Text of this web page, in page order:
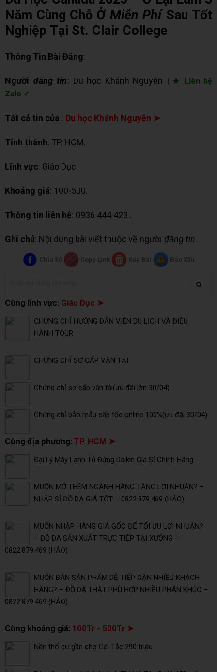
Năm Cùng Chỗ Ở Miễn Phí Sau Tốt
Nghiệp Tại St. Clair College
Thông Tin Bài Đăng:
Người đăng tin: Du học Khánh Nguyễn | ★ Liên hệ
Zalo ✓
Tất cả tin của : Du học Khánh Nguyễn ➤
Tỉnh thành: TP. HCM.
Lĩnh vực: Giáo Dục.
Khoảng giá: 100-500.
Thông tin liên hệ: 0936 444 423 .
Ghi chú: Nội dung bài viết thuộc về người đăng tin.
Chia Sẻ Copy Link Xóa Bài Báo Xấu
Cùng lĩnh vực: Giáo Dục ➤
CHỨNG CHỈ HƯỚNG DẪN VIÊN DU LỊCH VÀ ĐIỀU
HÀNH TOUR
CHỨNG CHỈ SƠ CẤP VẬN TẢI
Chứng chỉ sơ cấp vận tải(ưu đãi lớn 30/04)
Chứng chỉ bảo mẫu cấp tốc online 100%(ưu đãi 30/04)
Cùng địa phương: TP. HCM ➤
Đại Lý Máy Lạnh Tủ Đứng Daikin Giá Sỉ Chính Hãng
MUỐN MỞ THÊM NGÀNH HÀNG TĂNG LỢI NHUẬN? –
NHẬP SỈ ĐỒ DA GIÁ TỐT – 0822.879.469 (HẢO)
MUỐN NHẬP HÀNG GIÁ GỐC ĐỂ TỐI ƯU LỢI NHUẬN?
– ĐỒ DA SẢN XUẤT TRỰC TIẾP TẠI XƯỞNG –
0822.879.469 (HẢO)
MUỐN BÁN SẢN PHẨM DỄ TIẾP CẬN NHIỀU KHÁCH
HÀNG? – ĐỒ DA THẬT PHÙ HỢP NHIỀU PHÂN KHÚC –
0822.879.469 (HẢO)
Cùng khoảng giá: 100Tr - 500Tr ➤
Nền thổ cư gần chợ Cái Tắc 290 triệu